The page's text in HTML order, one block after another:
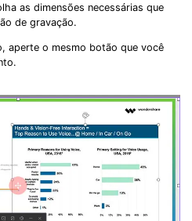
as dimensões necessárias que
de gravação.
aperte o mesmo botão que você